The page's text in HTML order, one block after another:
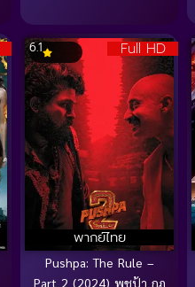
Full HD
พากย์ไทย
6.1
Pushpa: The Rule –
Part 2 (2024) พุชป้า กฎ